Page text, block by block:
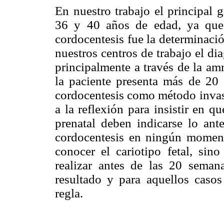
En nuestro trabajo el principal
36 y 40 años de edad, ya
cordocentesis fue la
nuestros centros de trabajo el
principalmente a través de la
la paciente presenta más de
cordocentesis como método
a la reflexión para insistir en
prenatal deben indicarse lo
cordocentesis en ningún
conocer el cariotipo fetal,
realizar antes de las 20
resultado y para aquellos
regla.